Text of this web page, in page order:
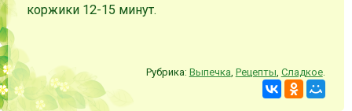
коржики 12-15 минут.
Рубрика: Выпечка Рецепты Сладкое.